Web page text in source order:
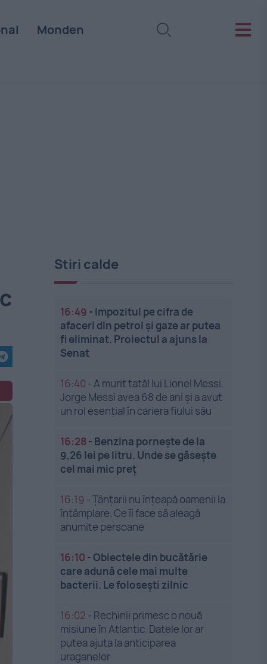
Monden
Stiri calde
16:49 - Impozitul pe cifra de
afaceri din petrol și gaze ar putea
fi eliminat. Proiectul a ajuns la
Senat
16:40 -A murit tatăl lui Lionel Messi.
Jorge Messi avea 68 de ani și a avut
un rol esențial în cariera fiului său
16:28 - Benzina pornește de la
9,26 lei pe litru. Unde se găsește
cel mai mic preț
16:19 -Țânțarii nu înțeapă oamenii la
întâmplare. Ce îi face să aleagă
anumite persoane
16:10 -Obiectele din bucătărie
care adună cele mai multe
bacterii. Le folosești zilnic
16:02 - Rechinii primesc o nouă
misiune în Atlantic. Datele lor ar
putea ajuta la anticiparea
uraganelor